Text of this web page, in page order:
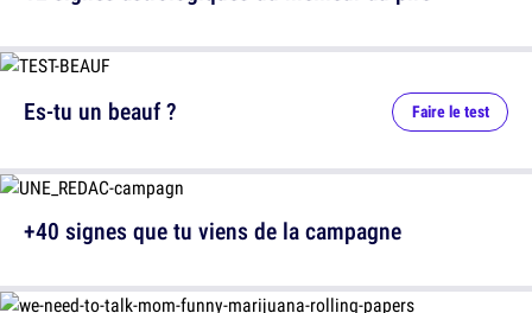
Es-tu un beauf ? Faire le test
+40 signes que tu viens de la campagne